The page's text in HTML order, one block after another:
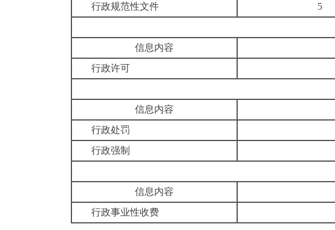
行政规范性文件
5
信息内容
行政许可
信息内容
行政处罚
行政强制
信息内容
行政事业性收费